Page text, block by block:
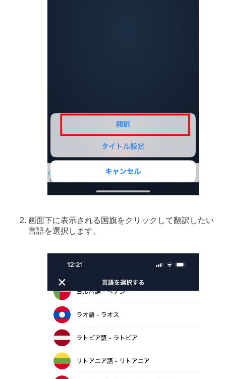
画面下に表示される国旗をクリックして翻訳したい
言語を選択します。